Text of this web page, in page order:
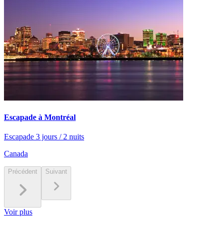
Escapade à Montréal
Escapade 3 jours / 2 nuits
Canada
Précédent Suivant
Voir plus